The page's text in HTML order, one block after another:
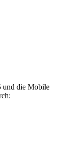
und die Mobile